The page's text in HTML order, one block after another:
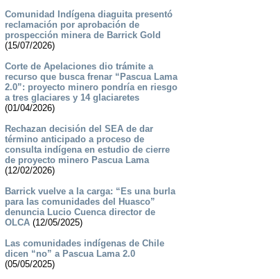
Comunidad Indígena diaguita presentó
reclamación por aprobación de
prospección minera de Barrick Gold
(15/07/2026)
Corte de Apelaciones dio trámite a
recurso que busca frenar “Pascua Lama
2.0”: proyecto minero pondría en riesgo
a tres glaciares y 14 glaciaretes
(01/04/2026)
Rechazan decisión del SEA de dar
término anticipado a proceso de
consulta indígena en estudio de cierre
de proyecto minero Pascua Lama
(12/02/2026)
Barrick vuelve a la carga: “Es una burla
para las comunidades del Huasco”
denuncia Lucio Cuenca director de
OLCA(12/05/2025)
Las comunidades indígenas de Chile
dicen “no” a Pascua Lama 2.0
(05/05/2025)